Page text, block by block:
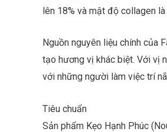
lên 18% và mật độ collagen là
Nguồn nguyên liệu chính của
tạo hương vị khác biệt. Với vị
với những người làm việc trí
Tiêu chuẩn
Sản phẩm Kẹo Hạnh Phúc